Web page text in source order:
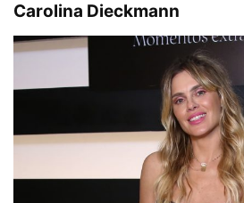
Carolina Dieckmann